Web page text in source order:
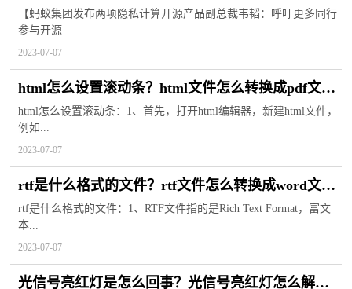
呼吁更多同行参与开源和生态建设
【蚂蚁集团发布两项隐私计算开源产品副总裁韦韬：呼吁更多同行
参与开源
2023-07-07
html怎么设置滚动条？html文件怎么转换成pdf文
件？
html怎么设置滚动条：1、首先，打开html编辑器，新建html文件，
例如...
2023-07-07
rtf是什么格式的文件？rtf文件怎么转换成word文
档？
rtf是什么格式的文件：1、RTF文件指的是Rich Text Format，富文
本...
2023-07-07
光信号亮红灯是怎么回事？光信号亮红灯怎么解